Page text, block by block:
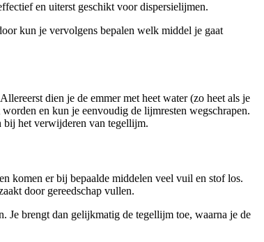
en uiterst geschikt voor dispersielijmen.
kun je vervolgens bepalen welk middel je gaat
dien je de emmer met heet water (zo heet als je
en kun je eenvoudig de lijmresten wegschrapen.
bij het verwijderen van tegellijm.
komen er bij bepaalde middelen veel vuil en stof los.
door gereedschap vullen.
Je brengt dan gelijkmatig de tegellijm toe, waarna je de